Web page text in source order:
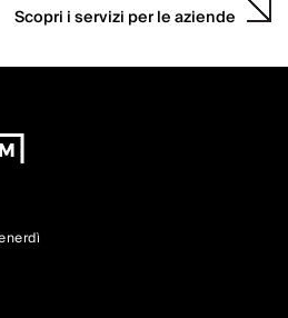
Scopri i servizi per le aziende